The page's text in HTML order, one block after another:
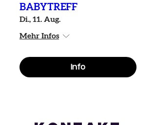
BABYTREFF
Di., 11. Aug.
Mehr Infos
Info